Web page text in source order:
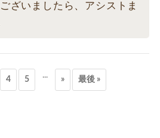
ざいましたら、アシストま
4 5 ... » 最後 »